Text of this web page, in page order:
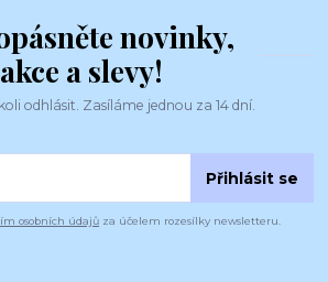
novinky,
akce a slevy!
odhlásit. Zasíláme jednou za 14 dní.
Přihlásit se
osobních údajů za účelem rozesílky newsletteru.